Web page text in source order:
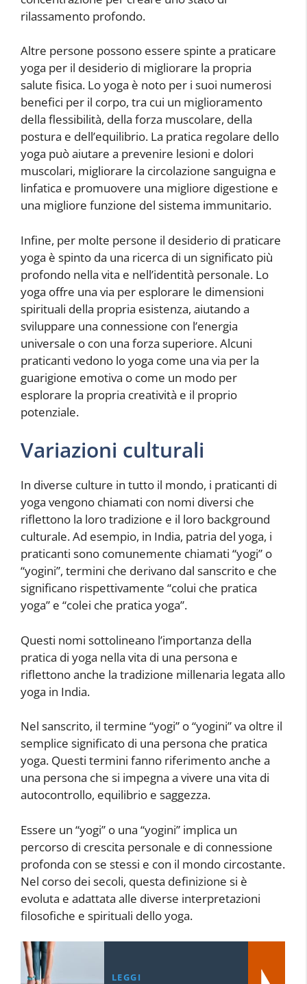
rilassamento profondo.
Altre persone possono essere spinte a praticare
yoga per il desiderio di migliorare la propria
salute fisica. Lo yoga è noto per i suoi numerosi
benefici per il corpo, tra cui un miglioramento
della flessibilità, della forza muscolare, della
postura e dell’equilibrio. La pratica regolare dello
yoga può aiutare a prevenire lesioni e dolori
muscolari, migliorare la circolazione sanguigna e
linfatica e promuovere una migliore digestione e
una migliore funzione del sistema immunitario.
Infine, per molte persone il desiderio di praticare
yoga è spinto da una ricerca di un significato più
profondo nella vita e nell’identità personale. Lo
yoga offre una via per esplorare le dimensioni
spirituali della propria esistenza, aiutando a
sviluppare una connessione con l’energia
universale o con una forza superiore. Alcuni
praticanti vedono lo yoga come una via per la
guarigione emotiva o come un modo per
esplorare la propria creatività e il proprio
potenziale.
Variazioni culturali
In diverse culture in tutto il mondo, i praticanti di
yoga vengono chiamati con nomi diversi che
riflettono la loro tradizione e il loro background
culturale. Ad esempio, in India, patria del yoga, i
praticanti sono comunemente chiamati “yogi” o
“yogini”, termini che derivano dal sanscrito e che
significano rispettivamente “colui che pratica
yoga” e “colei che pratica yoga”.
Questi nomi sottolineano l’importanza della
pratica di yoga nella vita di una persona e
riflettono anche la tradizione millenaria legata allo
yoga in India.
Nel sanscrito, il termine “yogi” o “yogini” va oltre il
semplice significato di una persona che pratica
yoga. Questi termini fanno riferimento anche a
una persona che si impegna a vivere una vita di
autocontrollo, equilibrio e saggezza.
Essere un “yogi” o una “yogini” implica un
percorso di crescita personale e di connessione
profonda con se stessi e con il mondo circostante.
Nel corso dei secoli, questa definizione si è
evoluta e adattata alle diverse interpretazioni
filosofiche e spirituali dello yoga.
LEGGI